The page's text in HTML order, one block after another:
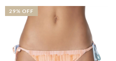
29% OFF